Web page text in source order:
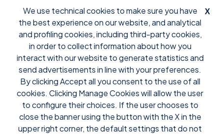
X
We use technical cookies to make sure you have
the best experience on our website, and analytical
and profiling cookies, including third-party cookies,
in order to collect information about how you
interact with our website to generate statistics and
send advertisements in line with your preferences.
By clicking Accept all you consent to the use of all
cookies. Clicking Manage Cookies will allow the user
to configure their choices. If the user chooses to
close the banner using the button with the X in the
upper right corner, the default settings that do not
Gestão remota
segura
Segurança: Levamos a TI a sério